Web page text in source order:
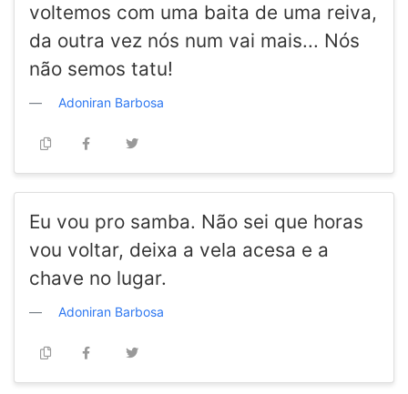
voltemos com uma baita de uma reiva,
da outra vez nós num vai mais... Nós
não semos tatu!
Adoniran Barbosa
Eu vou pro samba. Não sei que horas
vou voltar, deixa a vela acesa e a
chave no lugar.
Adoniran Barbosa